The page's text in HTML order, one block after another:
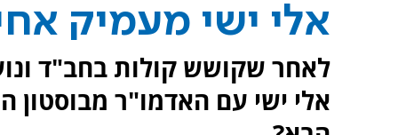
אלי ישי מעמיק
לאחר שקושש קולות בחב"ד
אלי ישי עם האדמו"ר מבוסטון